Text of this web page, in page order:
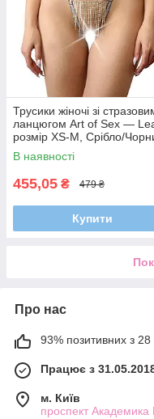
Трусики жіночі зі
ланцюгом Art of Sex —
розмір XS-M, Срібло/
В наявності
455,05 ₴ 479 ₴
Купити
Про нас
93% позитивних з 28
Працює з
м. Київ
проспект